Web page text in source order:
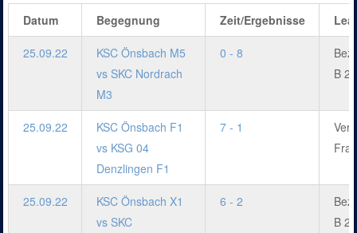
Datum Begegnung Zeit/Ergebnisse
25.09.22
KSC Önsbach M5
vs SKC Nordrach
M3
0 - 8
B
25.09.22
KSC Önsbach F1
vs KSG 04
Denzlingen F1
7 - 1
25.09.22
KSC Önsbach X1
vs SKC
6 - 2
B